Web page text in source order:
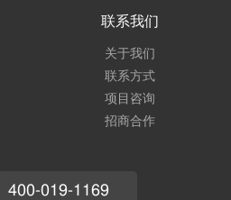
联系我们
关于我们
联系方式
项目咨询
招商合作
400-019-1169